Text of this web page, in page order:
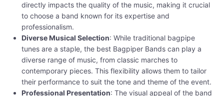
directly impacts the quality of the music, making it crucial
to choose a band known for its expertise and
professionalism.
Diverse Musical Selection: While traditional bagpipe
tunes are a staple, the best Bagpiper Bands can play a
diverse range of music, from classic marches to
contemporary pieces. This flexibility allows them to tailor
their performance to suit the tone and theme of the event.
Professional Presentation: The visual appeal of the band